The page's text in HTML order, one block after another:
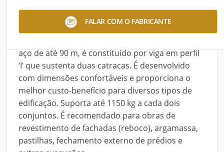
FALAR COM O FABRICANTE
O Balancim Pesado é a solução mais segura e
produtiva do mercado para obras de grandes
aço de até 90 m, é constituído por viga em perfil
‘I’ que sustenta duas catracas. É desenvolvido
com dimensões confortáveis e proporciona o
melhor custo-benefício para diversos tipos de
edificação. Suporta até 1150 kg a cada dois
conjuntos. É recomendado para obras de
revestimento de fachadas (reboco), argamassa,
pastilhas, fechamento externo de prédios e